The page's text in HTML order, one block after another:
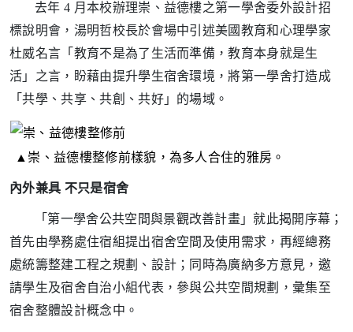
去年 4 月本校辦理崇、益德樓之第一學舍委外設計招
標說明會，湯明哲校長於會場中引述美國教育和心理學家
杜威名言「教育不是為了生活而準備，教育本身就是生
活」之言，盼藉由提升學生宿舍環境，將第一學舍打造成
「共學、共享、共創、共好」的場域。
▲崇、益德樓整修前樣貌，為多人合住的雅房 。
內外兼具 不只是宿舍
「第一學舍公共空間與景觀改善計畫」就此揭開序幕；
首先由學務處住宿組提出宿舍空間及使用需求，再經總務
處統籌整建工程之規劃、設計；同時為廣納多方意見，邀
請學生及宿舍自治小組代表，參與公共空間規劃，彙集至
宿舍整體設計概念中。